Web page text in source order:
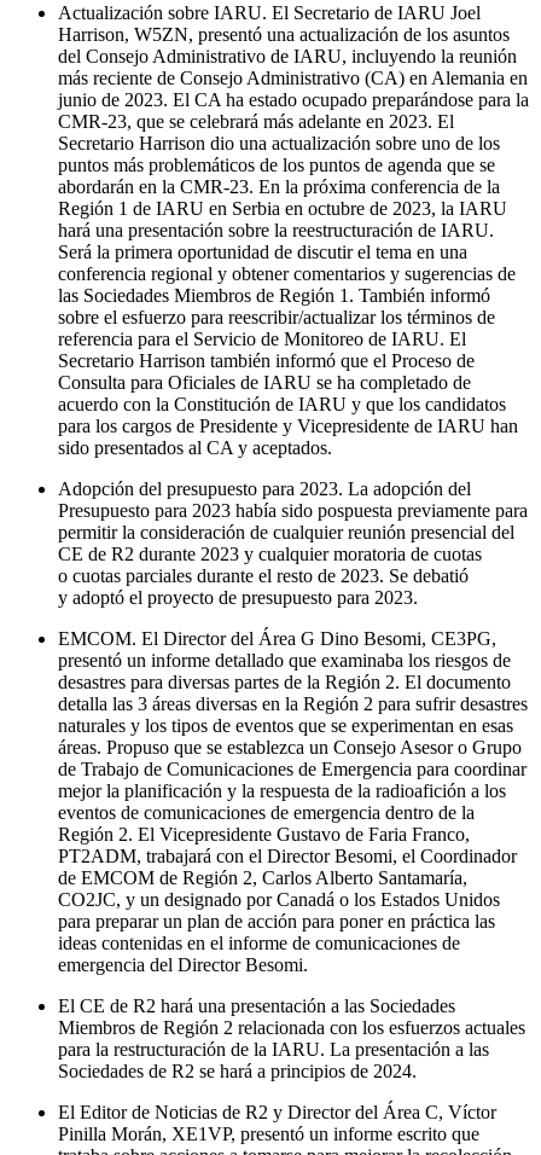
Actualización sobre IARU. El Secretario de IARU Joel
Harrison, W5ZN, presentó una actualización de los asuntos
del Consejo Administrativo de IARU, incluyendo la reunión
más reciente de Consejo Administrativo (CA) en Alemania en
junio de 2023. El CA ha estado ocupado preparándose para la
CMR-23, que se celebrará más adelante en 2023. El
Secretario Harrison dio una actualización sobre uno de los
puntos más problemáticos de los puntos de agenda que se
abordarán en la CMR-23. En la próxima conferencia de la
Región 1 de IARU en Serbia en octubre de 2023, la IARU
hará una presentación sobre la reestructuración de IARU.
Será la primera oportunidad de discutir el tema en una
conferencia regional y obtener comentarios y sugerencias de
las Sociedades Miembros de Región 1. También informó
sobre el esfuerzo para reescribir/actualizar los términos de
referencia para el Servicio de Monitoreo de IARU. El
Secretario Harrison también informó que el Proceso de
Consulta para Oficiales de IARU se ha completado de
acuerdo con la Constitución de IARU y que los candidatos
para los cargos de Presidente y Vicepresidente de IARU han
sido presentados al CA y aceptados.
Adopción del presupuesto para 2023. La adopción del
Presupuesto para 2023 había sido pospuesta previamente para
permitir la consideración de cualquier reunión presencial del
CE de R2 durante 2023 y cualquier moratoria de cuotas
o cuotas parciales durante el resto de 2023. Se debatió
y adoptó el proyecto de presupuesto para 2023.
EMCOM. El Director del Área G Dino Besomi, CE3PG,
presentó un informe detallado que examinaba los riesgos de
desastres para diversas partes de la Región 2. El documento
detalla las 3 áreas diversas en la Región 2 para sufrir desastres
naturales y los tipos de eventos que se experimentan en esas
áreas. Propuso que se establezca un Consejo Asesor o Grupo
de Trabajo de Comunicaciones de Emergencia para coordinar
mejor la planificación y la respuesta de la radioafición a los
eventos de comunicaciones de emergencia dentro de la
Región 2. El Vicepresidente Gustavo de Faria Franco,
PT2ADM, trabajará con el Director Besomi, el Coordinador
de EMCOM de Región 2, Carlos Alberto Santamaría,
CO2JC, y un designado por Canadá o los Estados Unidos
para preparar un plan de acción para poner en práctica las
ideas contenidas en el informe de comunicaciones de
emergencia del Director Besomi.
El CE de R2 hará una presentación a las Sociedades
Miembros de Región 2 relacionada con los esfuerzos actuales
para la restructuración de la IARU. La presentación a las
Sociedades de R2 se hará a principios de 2024.
El Editor de Noticias de R2 y Director del Área C, Víctor
Pinilla Morán, XE1VP, presentó un informe escrito que